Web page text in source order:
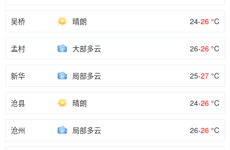
吴桥 晴朗 24-26 °C
孟村 大部多云 26-26 °C
新华 局部多云 25-27 °C
沧县 晴朗 24-26 °C
沧州 局部多云 26-26 °C